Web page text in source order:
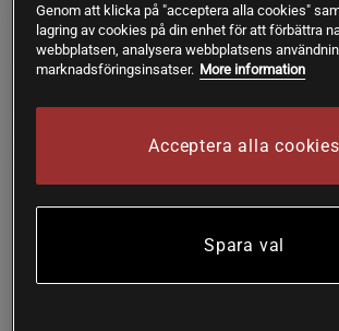
Chokladjordnötter 40 g
17 kr/st 50 kr
Genom att klicka på "acceptera alla cookies"
lagring av cookies på din enhet för att förbättra
webbplatsen, analysera webbplatsens
marknadsföringsinsatser. More information
Acceptera alla cookies
Spara val